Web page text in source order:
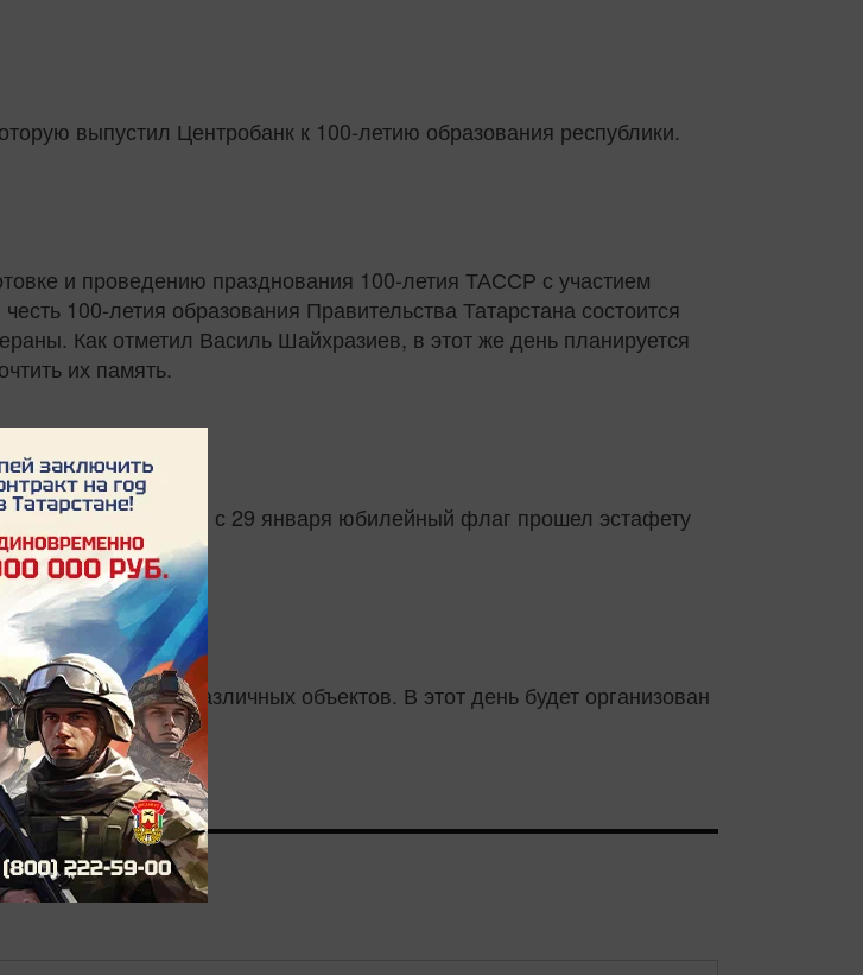
выпустил Центробанк к 100-летию образования республики.
и проведению празднования 100-летия ТАССР с участием
100-летия образования Правительства Татарстана состоится
Как отметил Василь Шайхразиев, в этот же день планируется
их память.
Начиная с 29 января юбилейный флаг прошел эстафету
открытие различных объектов. В этот день будет организован